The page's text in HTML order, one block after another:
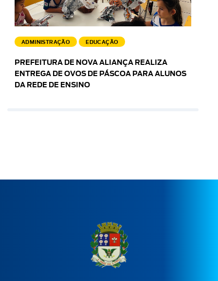
ADMINISTRAÇÃO EDUCAÇÃO
PREFEITURA DE NOVA ALIANÇA REALIZA
ENTREGA DE OVOS DE PÁSCOA PARA ALUNOS
DA REDE DE ENSINO